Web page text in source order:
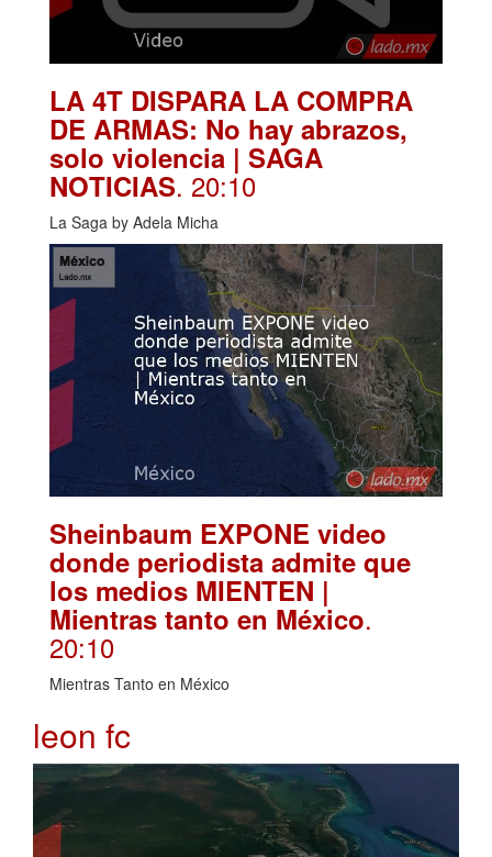
LA 4T DISPARA LA COMPRA
DE ARMAS: No hay abrazos,
solo violencia | SAGA
NOTICIAS. 20:10
La Saga by Adela Micha
Sheinbaum EXPONE video
donde periodista admite que
los medios MIENTEN |
Mientras tanto en México.
20:10
Mientras Tanto en México
leon fc